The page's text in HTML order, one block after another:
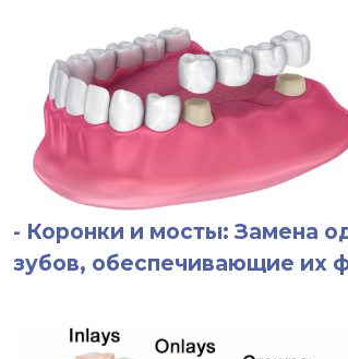
- Инлеи и онлеи: Реставрации,
значительно разрушенных
Технология